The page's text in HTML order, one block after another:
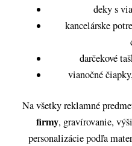
deky s
kancelárske
darčekové
vianočné
Na všetky reklamné
firmy, gravírovanie,
personalizácie podľa